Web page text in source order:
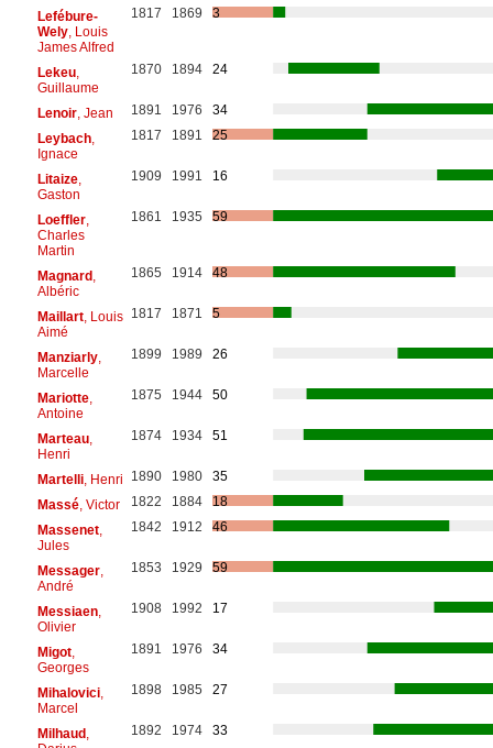
Lefébure-
Wely, Louis
James Alfred
1817 1869 3
Lekeu,
Guillaume
1870 1894 24
Lenoir, Jean 1891 1976
34
Leybach,
Ignace
1817 1891 25
Litaize,
Gaston
1909 1991 16
Loeffler,
Charles
Martin
1861 1935 59
Magnard,
Albéric
1865 1914 48
Maillart, Louis
Aimé
1817 1871 5
Manziarly,
Marcelle
1899 1989 26
Mariotte,
Antoine
1875 1944 50
Marteau,
Henri
1874 1934 51
Martelli, Henri 1890 1980
35
Massé, Victor 1822 1884
18
Massenet,
Jules
1842 1912 46
Messager,
André
1853 1929 59
Messiaen,
Olivier
1908 1992 17
Migot,
Georges
1891 1976 34
Mihalovici,
Marcel
1898 1985 27
Milhaud,
1892 1974 33